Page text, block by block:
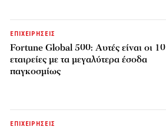
ΕΠΙΧΕΙΡΗΣΕΙΣ
Fortune Global 500: Αυτές είναι οι 10
εταιρείες με τα μεγαλύτερα έσοδα
παγκοσμίως
ΕΠΙΧΕΙΡΗΣΕΙΣ